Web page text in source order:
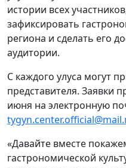
истории всех
зафиксировать
региона и сделать его
аудитории.
С каждого улуса могут
представителя. Заявки
июня на электронную
«Давайте вместе
гастрономической